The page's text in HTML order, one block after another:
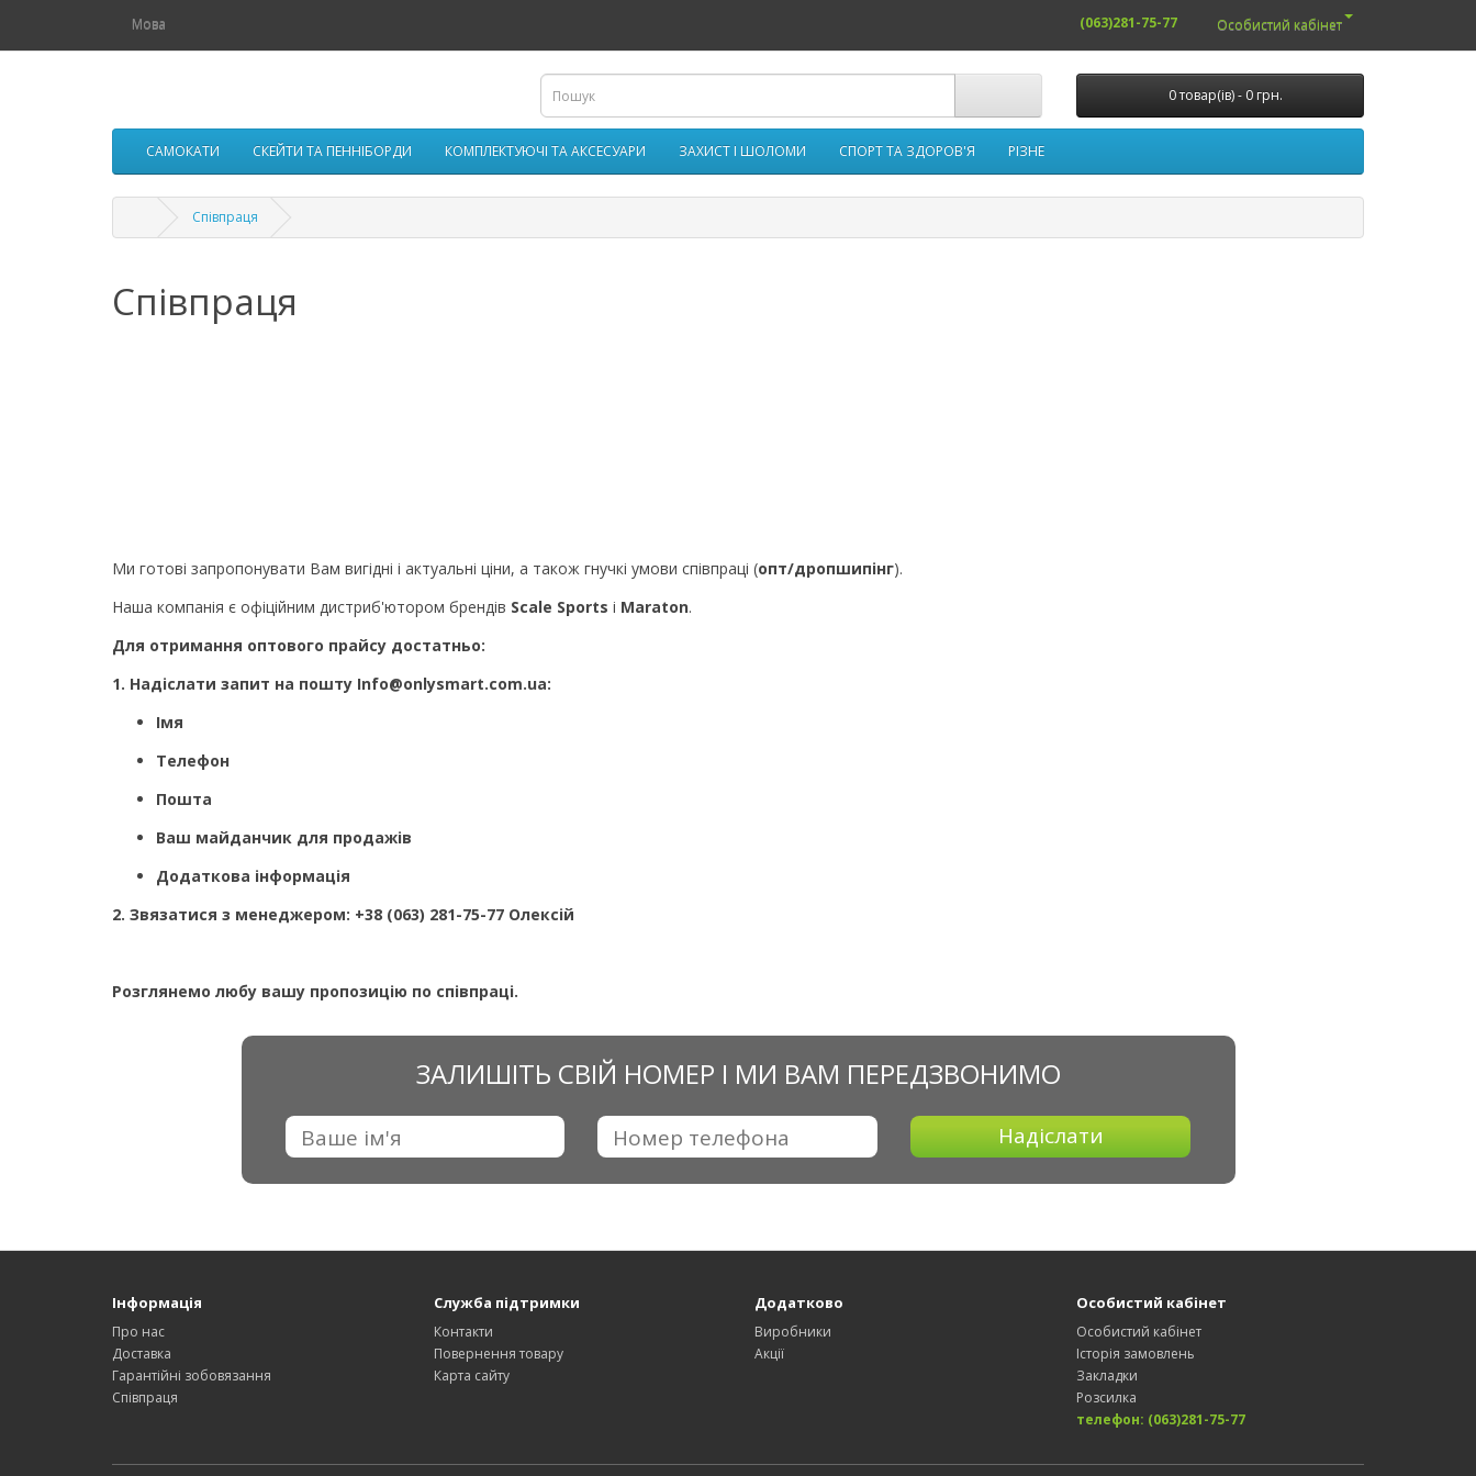
Мова (063)281-75-77 Особистий кабінет
0 товар(ів) - 0 грн.
САМОКАТИ СКЕЙТИ ТА ПЕННІБОРДИ КОМПЛЕКТУЮЧІ ТА АКСЕСУАРИ ЗАХИСТ І ШОЛОМИ СПОРТ ТА ЗДОРОВ'Я РІЗНЕ
Співпраця
Співпраця
Ми готові запропонувати Вам вигідні і актуальні ціни, а також гнучкі умови співпраці (опт/дропшипінг).
Наша компанія є офіційним дистриб'ютором брендів Scale Sports і Maraton.
Для отримання оптового прайсу достатньо:
1. Надіслати запит на пошту Info@onlysmart.com.ua:
Імя
Телефон
Пошта
Ваш майданчик для продажів
Додаткова інформація
2. Звязатися з менеджером: +38 (063) 281-75-77 Олексій
Розглянемо любу вашу пропозицію по співпраці.
ЗАЛИШІТЬ СВІЙ НОМЕР І МИ ВАМ ПЕРЕДЗВОНИМО
Надіслати
Інформація
Про нас
Доставка
Гарантійні зобовязання
Співпраця
Служба підтримки
Контакти
Повернення товару
Карта сайту
Додатково
Виробники
Акції
Особистий кабінет
Особистий кабінет
Історія замовлень
Закладки
Розсилка
телефон: (063)281-75-77